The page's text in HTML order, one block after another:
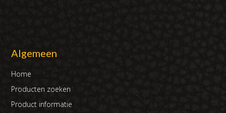
Algemeen
Home
Producten zoeken
Product informatie